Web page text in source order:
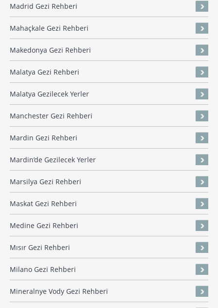
Madrid Gezi Rehberi
Mahaçkale Gezi Rehberi
Makedonya Gezi Rehberi
Malatya Gezi Rehberi
Malatya Gezilecek Yerler
Manchester Gezi Rehberi
Mardin Gezi Rehberi
Mardin’de Gezilecek Yerler
Marsilya Gezi Rehberi
Maskat Gezi Rehberi
Medine Gezi Rehberi
Mısır Gezi Rehberi
Milano Gezi Rehberi
Mineralnye Vody Gezi Rehberi